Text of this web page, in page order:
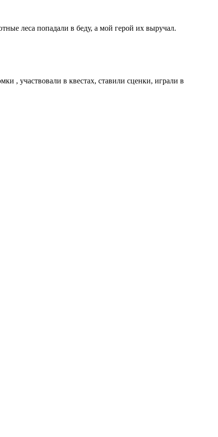
леса попадали в беду, а мой герой их выручал.
, участвовали в квестах, ставили сценки, играли в